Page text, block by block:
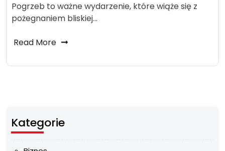
Pogrzeb to ważne wydarzenie, które wiąże się z
pożegnaniem bliskiej…
Read More
Kategorie